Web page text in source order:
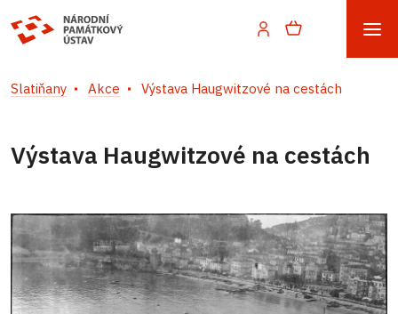
Slatiňany Akce Výstava Haugwitzové na cestách
Výstava Haugwitzové na cestách